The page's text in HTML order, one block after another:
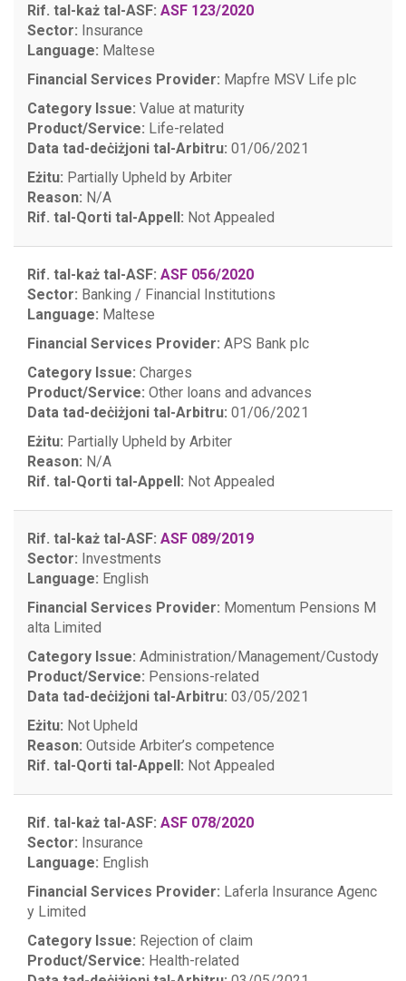
Rif. tal-każ tal-ASF: ASF 123/2020
Sector: Insurance
Language: Maltese
Financial Services Provider: Mapfre MSV Life plc
Category Issue: Value at maturity
Product/Service: Life-related
Data tad-deċiżjoni tal-Arbitru: 01/06/2021
Eżitu: Partially Upheld by Arbiter
Reason: N/A
Rif. tal-Qorti tal-Appell: Not Appealed
Rif. tal-każ tal-ASF: ASF 056/2020
Sector: Banking / Financial Institutions
Language: Maltese
Financial Services Provider: APS Bank plc
Category Issue: Charges
Product/Service: Other loans and advances
Data tad-deċiżjoni tal-Arbitru: 01/06/2021
Eżitu: Partially Upheld by Arbiter
Reason: N/A
Rif. tal-Qorti tal-Appell: Not Appealed
Rif. tal-każ tal-ASF: ASF 089/2019
Sector: Investments
Language: English
Financial Services Provider: Momentum Pensions M
alta Limited
Category Issue: Administration/Management/Custody
Product/Service: Pensions-related
Data tad-deċiżjoni tal-Arbitru: 03/05/2021
Eżitu: Not Upheld
Reason: Outside Arbiter’s competence
Rif. tal-Qorti tal-Appell: Not Appealed
Rif. tal-każ tal-ASF: ASF 078/2020
Sector: Insurance
Language: English
Financial Services Provider: Laferla Insurance Agenc
y Limited
Category Issue: Rejection of claim
Product/Service: Health-related